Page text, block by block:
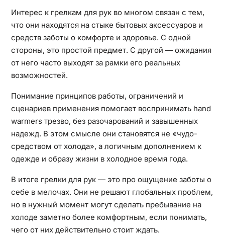
Интерес к грелкам для рук во многом связан с тем,
что они находятся на стыке бытовых аксессуаров и
средств заботы о комфорте и здоровье. С одной
стороны, это простой предмет. С другой — ожидания
от него часто выходят за рамки его реальных
возможностей.
Понимание принципов работы, ограничений и
сценариев применения помогает воспринимать hand
warmers трезво, без разочарований и завышенных
надежд. В этом смысле они становятся не «чудо-
средством от холода», а логичным дополнением к
одежде и образу жизни в холодное время года.
В итоге грелки для рук — это про ощущение заботы о
себе в мелочах. Они не решают глобальных проблем,
но в нужный момент могут сделать пребывание на
холоде заметно более комфортным, если понимать,
чего от них действительно стоит ждать.